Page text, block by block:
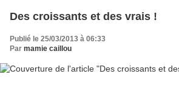
Des croissants et des vrais !
Publié le 25/03/2013 à 06:33
Par mamie caillou